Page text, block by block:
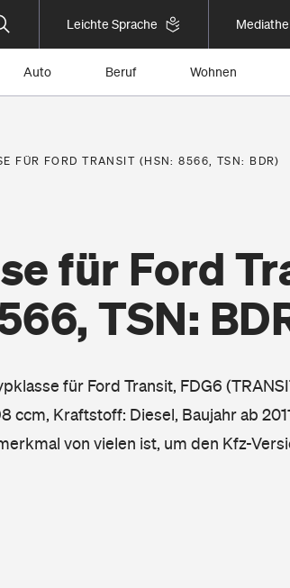
Leichte Sprache
Auto Beruf Wohnen
FÜR FORD TRANSIT (HSN: 8566, TSN: BDR)
für Ford
TSN:
für Ford Transit, FDG6
ccm, Kraftstoff: Diesel, Baujahr ab
von vielen ist, um den Kfz-